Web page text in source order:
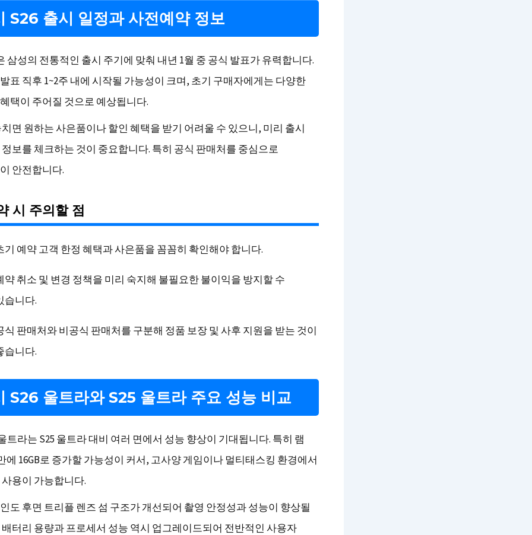
S26 출시 일정과 사전예약 정보
삼성의 전통적인 출시 주기에 맞춰 내년 1월 중 공식 발표가 유력합니다.
표 직후 1~2주 내에 시작될 가능성이 크며, 초기 구매자에게는 다양한
택이 주어질 것으로 예상됩니다.
면 원하는 사은품이나 할인 혜택을 받기 어려울 수 있으니, 미리 출시
보를 체크하는 것이 중요합니다. 특히 공식 판매처를 중심으로
안전합니다.
시 주의할 점
기 예약 고객 한정 혜택과 사은품을 꼼꼼히 확인해야 합니다.
약 취소 및 변경 정책을 미리 숙지해 불필요한 불이익을 방지할 수
습니다.
식 판매처와 비공식 판매처를 구분해 정품 보장 및 사후 지원을 받는 것이
습니다.
S26 울트라와 S25 울트라 주요 성능 비교
트라는 S25 울트라 대비 여러 면에서 성능 향상이 기대됩니다. 특히 램
에 16GB로 증가할 가능성이 커서, 고사양 게임이나 멀티태스킹 환경에서
용이 가능합니다.
도 후면 트리플 렌즈 섬 구조가 개선되어 촬영 안정성과 성능이 향상될
터리 용량과 프로세서 성능 역시 업그레이드되어 전반적인 사용자